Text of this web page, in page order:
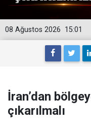
15:01
08 Ağustos 2026
İran’dan
çıkarılmalı